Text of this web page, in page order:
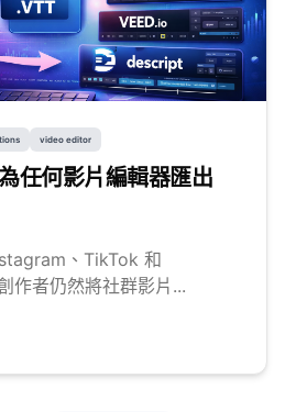
video editor
任何影片編輯器匯出
、TikTok 和
作者仍然將社群影片...